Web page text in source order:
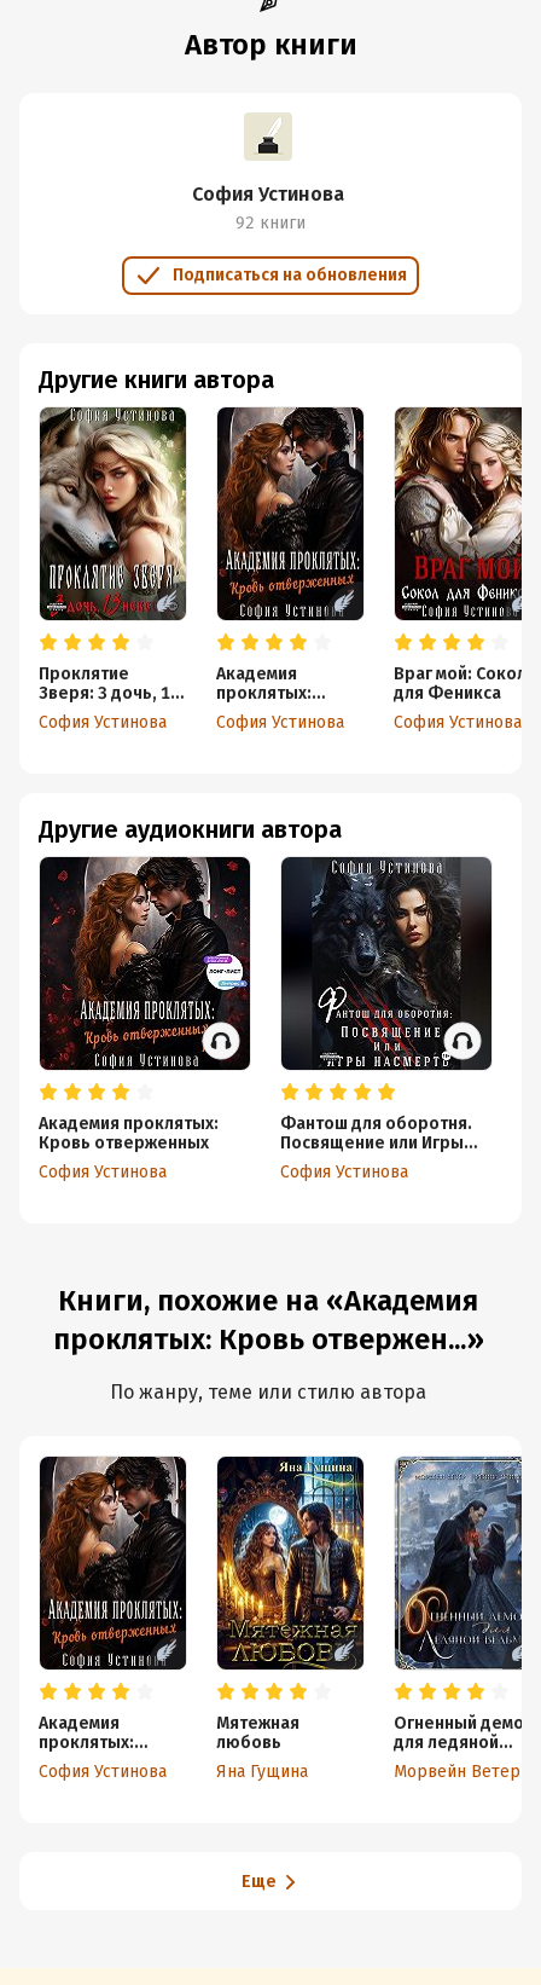
Автор книги
София Устинова
92 книги
Подписаться на обновления
Другие книги автора
Проклятие
Зверя: 3 дочь, 13
невеста
София Устинова
Академия
проклятых:
Кровь
отверженных
София Устинова
Враг мой: Сокол
для Феникса
София Устинова
Другие аудиокниги автора
Академия проклятых:
Кровь отверженных
София Устинова
Фантош для оборотня.
Посвящение или Игры
насмерть!
София Устинова
Книги, похожие на «Академия
проклятых: Кровь отвержен...»
По жанру, теме или стилю автора
Академия
проклятых:
Кровь
отверженных
София Устинова
Мятежная
любовь
Яна Гущина
Огненный демон
для ледяной
ведьмы
Морвейн Ветер
Еще